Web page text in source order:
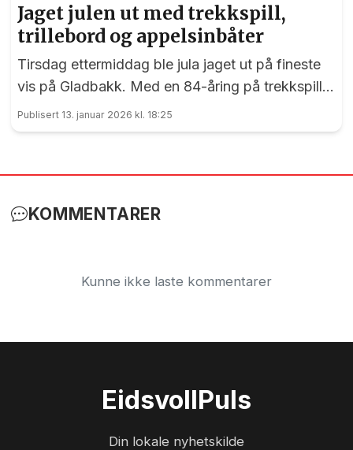
Jaget julen ut med trekkspill,
trillebord og appelsinbåter
Tirsdag ettermiddag ble jula jaget ut på fineste
vis på Gladbakk. Med en 84-åring på trekkspill,
nisse med trillebord og gang rundt juletreet fikk
vi det synlige beviset på at den beste gleden
dem som hadde planlagt juletrefest på Gladbakk
tjuendedagen - den dagen våre forfedre
het det i gamle dager, og på ...
Publisert 13. januar 2026 kl. 18:25
KOMMENTARER
Kunne ikke laste kommentarer
EidsvollPuls
Din lokale nyhetskilde